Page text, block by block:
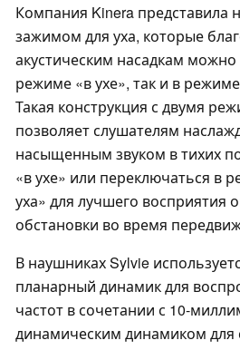
Компания Kinera представила
зажимом для уха, которые
акустическим насадкам можно
режиме «в ухе», так и в
Такая конструкция с двумя
позволяет слушателям
насыщенным звуком в тихих
«в ухе» или переключаться в
уха» для лучшего восприятия
обстановки во время
В наушниках Sylvie
планарный динамик для
частот в сочетании с 10-
динамическим динамиком для